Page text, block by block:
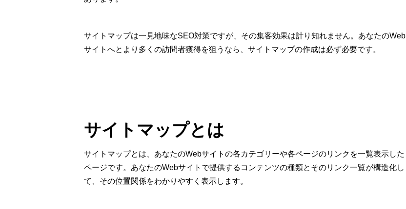
サイトマップは一見地味なSEO対策ですが、その集客効果は計り知れません。あなたのWeb
サイトへとより多くの訪問者獲得を狙うなら、サイトマップの作成は必ず必要です。
サイトマップとは
サイトマップとは、あなたのWebサイトの各カテゴリーや各ページのリンクを一覧表示した
ページです。あなたのWebサイトで提供するコンテンツの種類とそのリンク一覧が構造化し
て、その位置関係をわかりやすく表示します。